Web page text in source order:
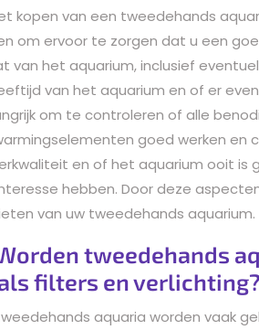
kopen van een tweedehands
om ervoor te zorgen dat u een
van het aquarium, inclusief
van het aquarium en of er
om te controleren of alle
goed werken en
en of het aquarium ooit is
hebben. Door deze
van uw tweedehands aquarium.
tweedehands
filters en verlichting?
aquaria worden vaak